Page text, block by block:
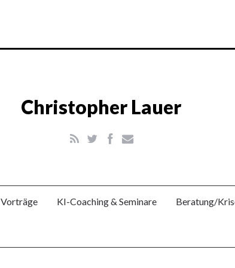
Christopher Lauer
Vorträge KI-Coaching & Seminare Beratung/